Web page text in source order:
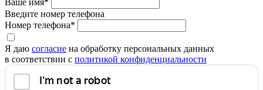
Ваше имя*
Введите номер телефона
Номер телефона*
Я даю согласие на обработку персональных данных
в соответствии с политикой конфиденциальности